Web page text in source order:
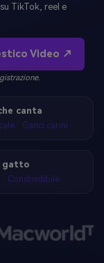
TikTok, reel e
Video ↗
canta
· Ganci carini
gatto
Condividibile